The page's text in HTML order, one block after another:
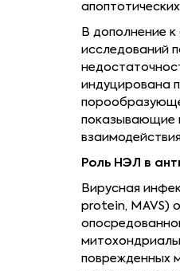
В дополнение
исследований
индуцирована
показывающие
Роль НЭЛ в
Вирусная
protein, MAVS)
поврежденных